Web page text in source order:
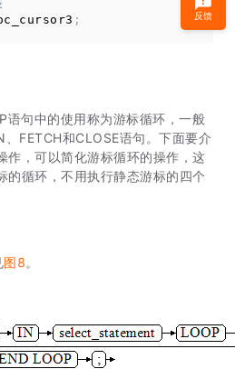
;
语句中的使用称为游标循环，一般
FETCH和CLOSE语句。下面要介
作，可以简化游标循环的操作，这
的循环，不用执行静态游标的四个
图8。
反馈